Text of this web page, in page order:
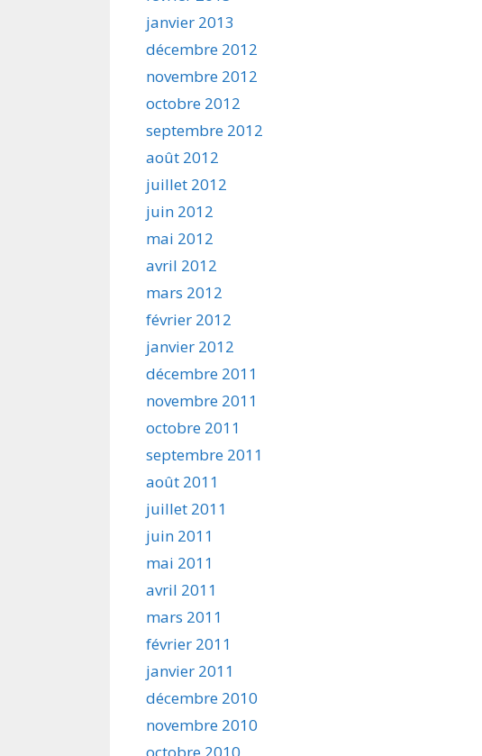
janvier 2013
décembre 2012
novembre 2012
octobre 2012
septembre 2012
août 2012
juillet 2012
juin 2012
mai 2012
avril 2012
mars 2012
février 2012
janvier 2012
décembre 2011
novembre 2011
octobre 2011
septembre 2011
août 2011
juillet 2011
juin 2011
mai 2011
avril 2011
mars 2011
février 2011
janvier 2011
décembre 2010
novembre 2010